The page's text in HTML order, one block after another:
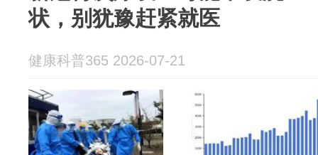
状，别犹豫赶紧就医
健康科普365 2026-07-21